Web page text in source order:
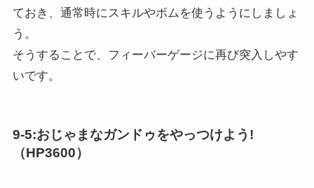
ておき、通常時にスキルやボムを使うようにしましょ
う。
そうすることで、フィーバーゲージに再び突入しやす
いです。
9-5:おじゃまなガンドゥをやっつけよう!
（HP3600）